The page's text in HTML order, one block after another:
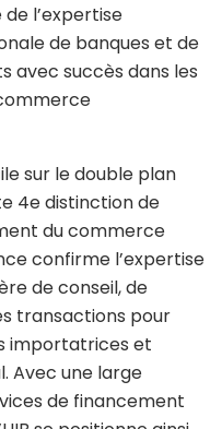
l’expertise
de banques et de
avec succès dans les
sur le double plan
4e distinction de
du commerce
confirme l’expertise
de conseil, de
transactions pour
importatrices et
Avec une large
de financement